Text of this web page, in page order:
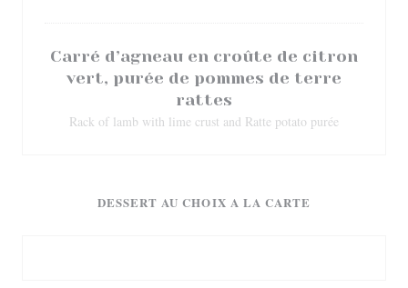
Carré d’agneau en croûte de citron
vert, purée de pommes de terre
rattes
Rack of lamb with lime crust and Ratte potato purée
DESSERT AU CHOIX A LA CARTE